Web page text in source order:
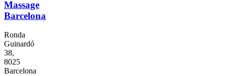
Massage
Barcelona
Ronda
Guinardó
38,
8025
Barcelona